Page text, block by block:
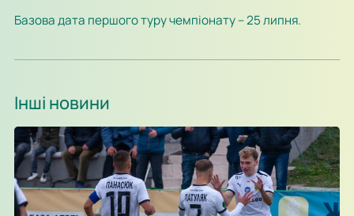
Базова дата першого туру чемпіонату – 25 липня.
Інші новини